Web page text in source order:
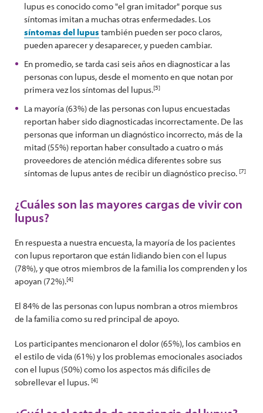
lupus es conocido como "el gran imitador" porque sus
síntomas imitan a muchas otras enfermedades. Los
síntomas del lupus también pueden ser poco claros,
pueden aparecer y desaparecer, y pueden cambiar.
En promedio, se tarda casi seis años en diagnosticar a las
personas con lupus, desde el momento en que notan por
primera vez los síntomas del lupus.[5]
La mayoría (63%) de las personas con lupus encuestadas
reportan haber sido diagnosticadas incorrectamente. De las
personas que informan un diagnóstico incorrecto, más de la
mitad (55%) reportan haber consultado a cuatro o más
proveedores de atención médica diferentes sobre sus
síntomas de lupus antes de recibir un diagnóstico preciso. [7]
¿Cuáles son las mayores cargas de vivir con
lupus?
En respuesta a nuestra encuesta, la mayoría de los pacientes
con lupus reportaron que están lidiando bien con el lupus
(78%), y que otros miembros de la familia los comprenden y los
apoyan (72%).[4]
El 84% de las personas con lupus nombran a otros miembros
de la familia como su red principal de apoyo.
Los participantes mencionaron el dolor (65%), los cambios en
el estilo de vida (61%) y los problemas emocionales asociados
con el lupus (50%) como los aspectos más difíciles de
sobrellevar el lupus. [4]